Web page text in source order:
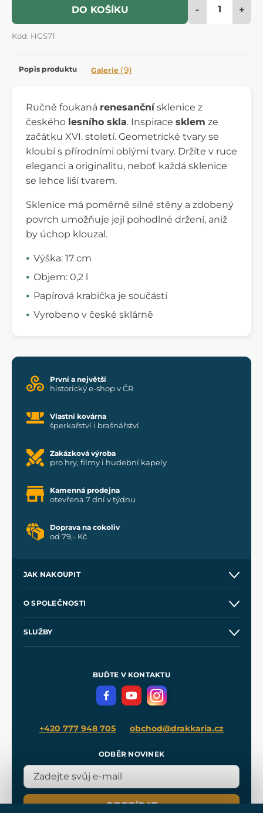
DO KOŠÍKU - +
Kód: HGS71
Popis produktu Galerie (9)
Ručně foukaná renesančnísklenice z
českého lesního skla. Inspirace sklem ze
začátku XVI. století. Geometrické tvary se
kloubí s přírodními oblými tvary. Držíte v ruce
eleganci a originalitu, neboť každá sklenice
se lehce liší tvarem.
Sklenice má poměrně silné stěny a zdobený
povrch umožňuje její pohodlné držení, aniž
by úchop klouzal.
Výška: 17 cm
Objem: 0,2 l
Papírová krabička je součástí
Vyrobeno v české sklárně
První a největší
historický e-shop v ČR
Vlastní kovárna
šperkařství i brašnářství
Zakázková výroba
pro hry, filmy i hudební kapely
Kamenná prodejna
otevřena 7 dní v týdnu
Doprava na cokoliv
od 79,- Kč
JAK NAKOUPIT
Velkoobchod
O SPOLEČNOSTI
SLUŽBY
Meče pro Kingdom Come
BUĎTE V KONTAKTU
+420 777 948 705 obchod@drakkaria.cz
ODBĚR NOVINEK
ODEBÍRAT